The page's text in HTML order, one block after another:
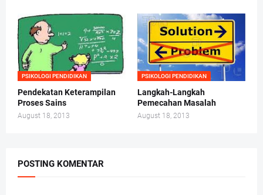
PSIKOLOGI PENDIDIKAN
Pendekatan Keterampilan
Proses Sains
August 18, 2013
PSIKOLOGI PENDIDIKAN
Langkah-Langkah
Pemecahan Masalah
August 18, 2013
POSTING KOMENTAR